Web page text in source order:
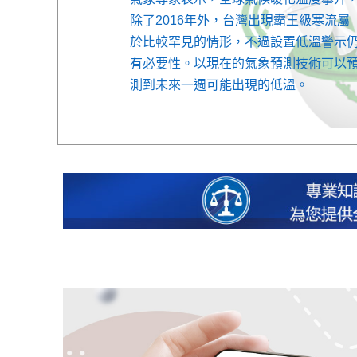
除了2016年外，台灣出現霸王級寒流屬
於比較罕見的情形，不過設置低溫警示
有必要性。以現在的氣象預測技術可以
測到未來一週可能出現的低溫。